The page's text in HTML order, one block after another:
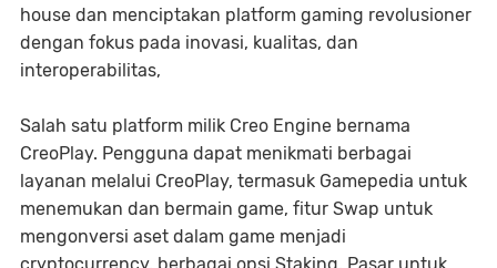
house dan menciptakan platform gaming revolusioner
dengan fokus pada inovasi, kualitas, dan
interoperabilitas,
Salah satu platform milik Creo Engine bernama
CreoPlay. Pengguna dapat menikmati berbagai
layanan melalui CreoPlay, termasuk Gamepedia untuk
menemukan dan bermain game, fitur Swap untuk
mengonversi aset dalam game menjadi